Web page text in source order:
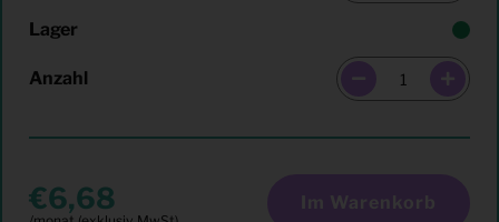
Lager
Anzahl
6,68 Im Warenkorb